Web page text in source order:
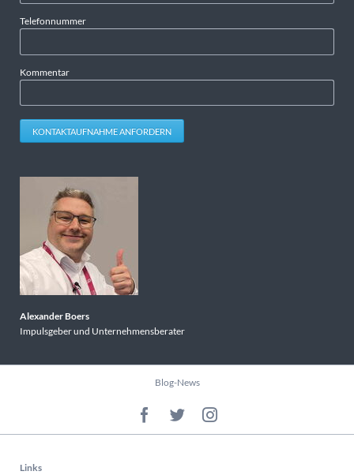
Telefonnummer
Kommentar
KONTAKTAUFNAHME ANFORDERN
Alexander Boers
Impulsgeber und Unternehmensberater
Navigation
Blog-News
Links